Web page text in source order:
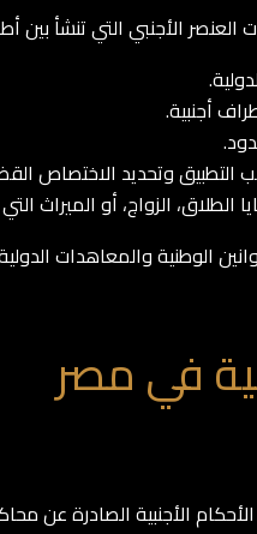
العنصر الأجنبي التي تنشأ
أجنبية.
التطبيق وتحديد الاختصاص
الزواج، أو الميراث
الوطنية والمعاهدات
في مصر
الأجنبية الصادرة عن